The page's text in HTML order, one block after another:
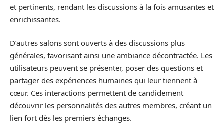
et pertinents, rendant les discussions à la fois amusantes et
enrichissantes.
D’autres salons sont ouverts à des discussions plus
générales, favorisant ainsi une ambiance décontractée. Les
utilisateurs peuvent se présenter, poser des questions et
partager des expériences humaines qui leur tiennent à
cœur. Ces interactions permettent de candidement
découvrir les personnalités des autres membres, créant un
lien fort dès les premiers échanges.